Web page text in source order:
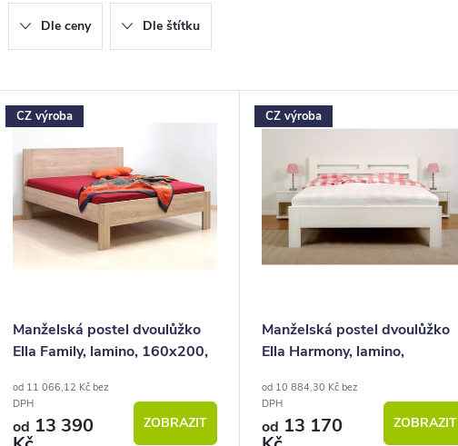
Dle ceny Dle štítku
CZ výroba
Manželská postel dvoulůžko
Ella Family, lamino, 160x200,
od 11 066,12 Kč bez
DPH
od 13 390 ZOBRAZIT
CZ výroba
Manželská postel dvoulůžko
Ella Harmony, lamino,
od 10 884,30 Kč bez
DPH
od 13 170 ZOBRAZIT